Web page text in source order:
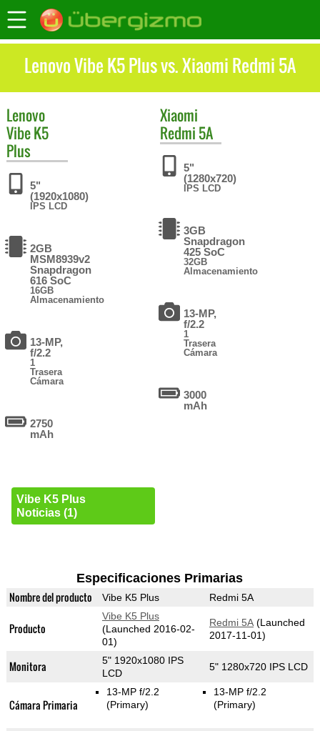
Lenovo Vibe K5 Plus vs. Xiaomi Redmi 5A
Lenovo
Vibe K5
Plus
5"
(1920x1080)
IPS LCD
2GB
MSM8939v2
Snapdragon
616 SoC
16GB
Almacenamiento
13-MP,
f/2.2
1
Trasera
Cámara
2750
mAh
Vibe K5 Plus
Noticias (1)
Xiaomi
Redmi 5A
5"
(1280x720)
IPS LCD
3GB
Snapdragon
425 SoC
32GB
Almacenamiento
13-MP,
f/2.2
1
Trasera
Cámara
3000
mAh
Especificaciones Primarias
Nombre del producto Vibe K5 Plus Redmi 5A
Producto
Vibe K5 Plus
(Launched 2016-02-
01)
Redmi 5A(Launched
2017-11-01)
Monitora
5" 1920x1080 IPS
LCD
5" 1280x720 IPS LCD
Cámara Primaria
13-MP f/2.2
(Primary)
13-MP f/2.2
(Primary)